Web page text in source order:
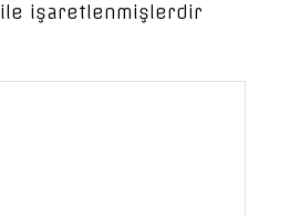
ile işaretlenmişlerdir